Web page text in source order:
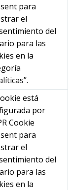
para
el
del
para las
en la
está
por
Cookie
para
el
del
para las
en la